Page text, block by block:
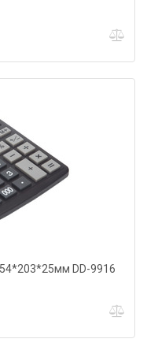
DD-9916